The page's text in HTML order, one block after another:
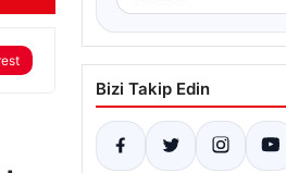
Bizi Takip Edin